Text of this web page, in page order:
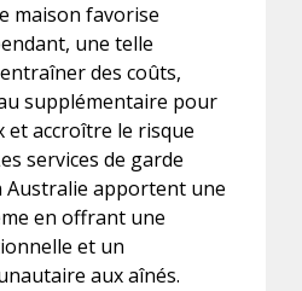
maison favorise
une telle
des coûts,
supplémentaire pour
et accroître le risque
services de garde
Australie apportent une
en offrant une
et un
aux aînés.